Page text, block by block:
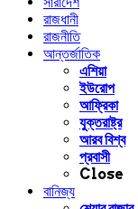
রাজধানী
রাজনীতি
আন্তর্জাতিক
এশিয়া
ইউরোপ
আফ্রিকা
যুক্তরাষ্ট্র
আরব বিশ্ব
প্রবাসী
Close
বানিজ্য